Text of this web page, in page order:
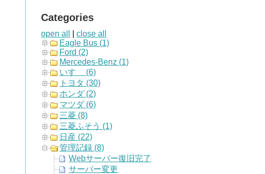
Categories
open all
close all
Eagle Bus (1)
Ford (2)
Mercedes-Benz (1)
いすゞ (6)
トヨタ (30)
ホンダ (2)
マツダ (6)
三菱 (8)
三菱ふそう (1)
日産 (22)
管理記録 (8)
Webサーバー復旧完了
サーバー変更